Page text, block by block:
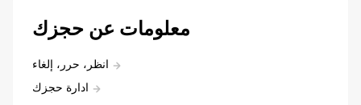
معلومات عن حجزك
انظر، حرر، إلغاء
ادارة حجزك